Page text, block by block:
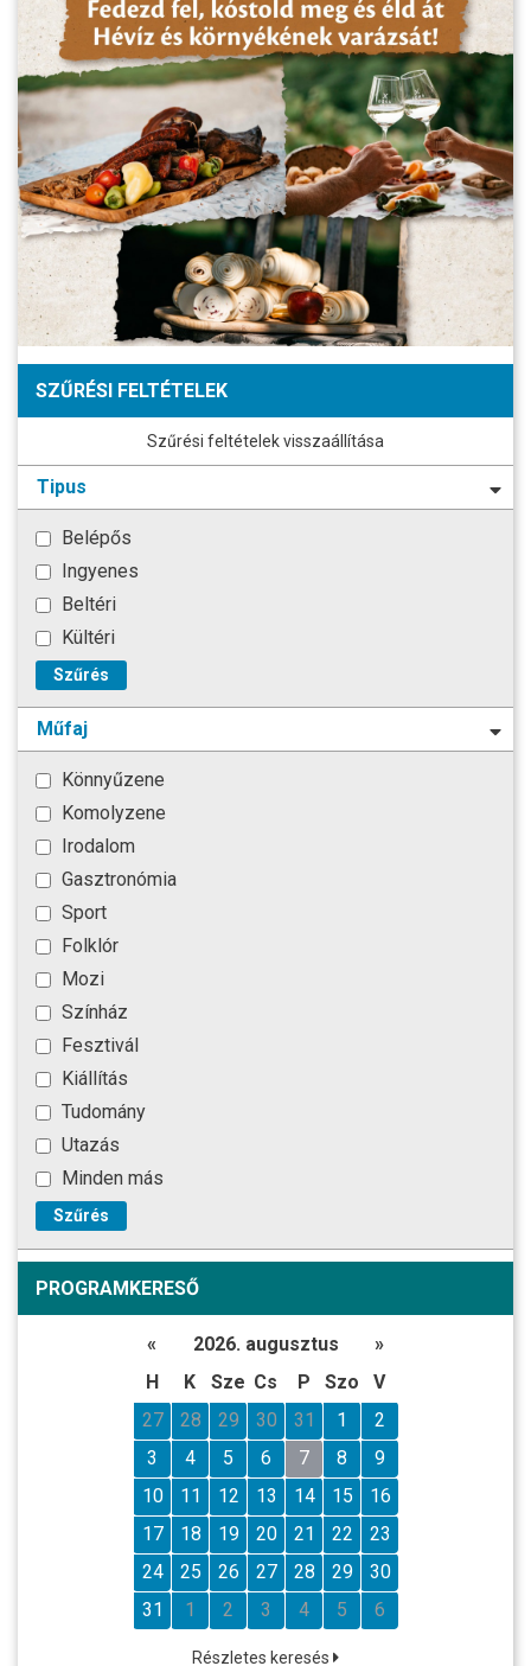
SZŰRÉSI FELTÉTELEK
Szűrési feltételek visszaállítása
Tipus
Belépős
Ingyenes
Beltéri
Kültéri
Szűrés
Műfaj
Könnyűzene
Komolyzene
Irodalom
Gasztronómia
Sport
Folklór
Mozi
Színház
Fesztivál
Kiállítás
Tudomány
Utazás
Minden más
Szűrés
PROGRAMKERESŐ
« 2026. augusztus
»
H
K Sze Cs P Szo
V
27
28 29 30 31 1
2
3
4 5 6 7 8
9
10
11 12 13 14 15
16
17
18 19 20 21 22
23
24
25 26 27 28 29
30
31
1 2 3 4 5 6
Részletes keresés